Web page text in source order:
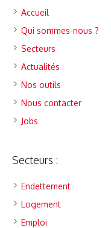
Accueil
Qui sommes-nous ?
Secteurs
Actualités
Nos outils
Nous contacter
Jobs
Secteurs :
Endettement
Logement
Emploi